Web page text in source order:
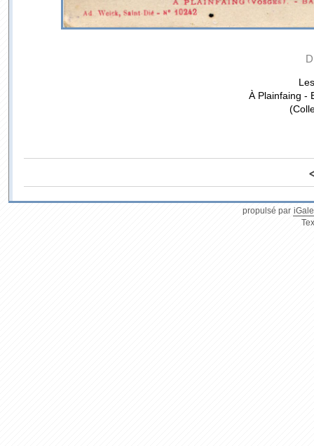
À Plainfaing -
propulsé par